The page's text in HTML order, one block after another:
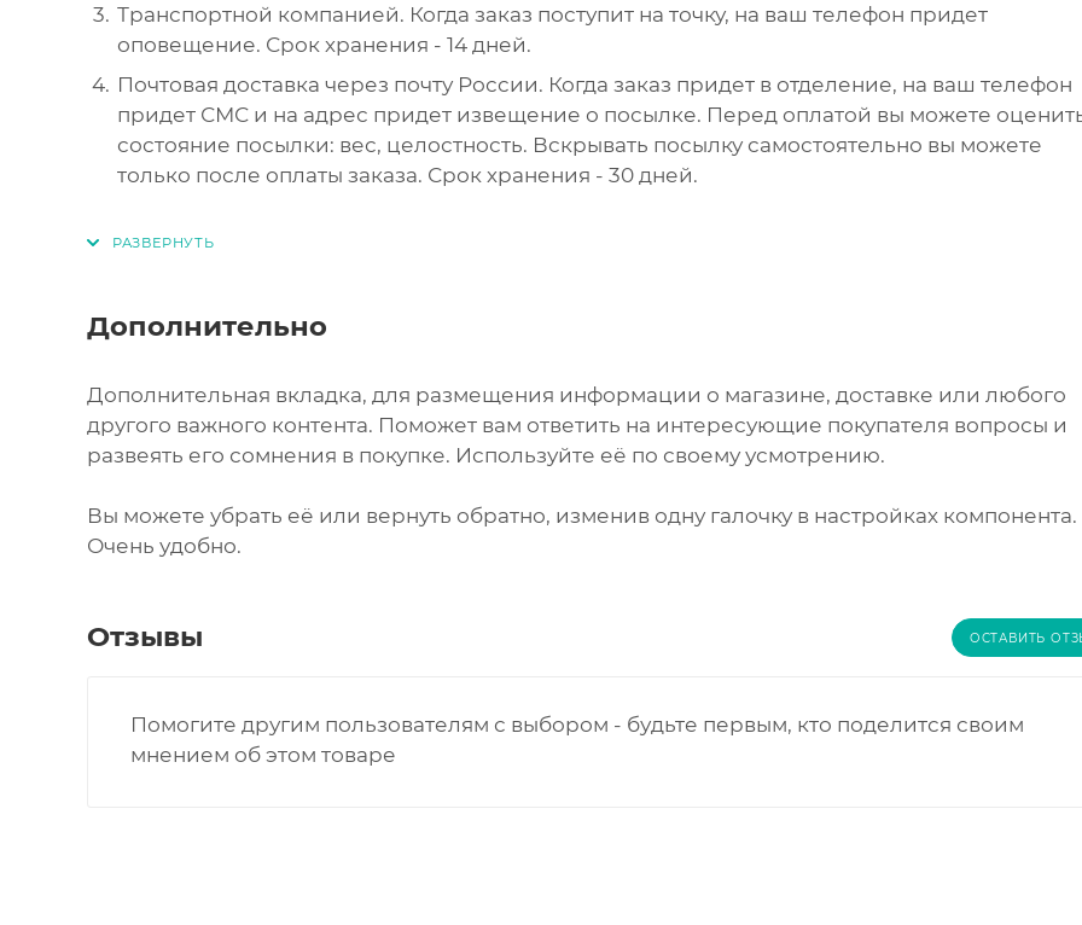
Транспортной компанией. Когда заказ поступит на точку, на ваш телефон придет
оповещение. Срок хранения - 14 дней.
Почтовая доставка через почту России. Когда заказ придет в отделение, на ваш телефон
придет СМС и на адрес придет извещение о посылке. Перед оплатой вы можете
состояние посылки: вес, целостность. Вскрывать посылку самостоятельно вы можете
только после оплаты заказа. Срок хранения - 30 дней.
Дополнительно
Дополнительная вкладка, для размещения информации о магазине, доставке или любого
другого важного контента. Поможет вам ответить на интересующие покупателя вопросы и
развеять его сомнения в покупке. Используйте её по своему усмотрению.
Вы можете убрать её или вернуть обратно, изменив одну галочку в настройках компонента.
Очень удобно.
Отзывы ОСТАВИТЬ
Помогите другим пользователям с выбором - будьте первым, кто поделится своим
мнением об этом товаре